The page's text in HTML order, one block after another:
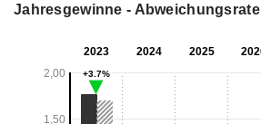
Jahresgewinne - Abweichungsrate